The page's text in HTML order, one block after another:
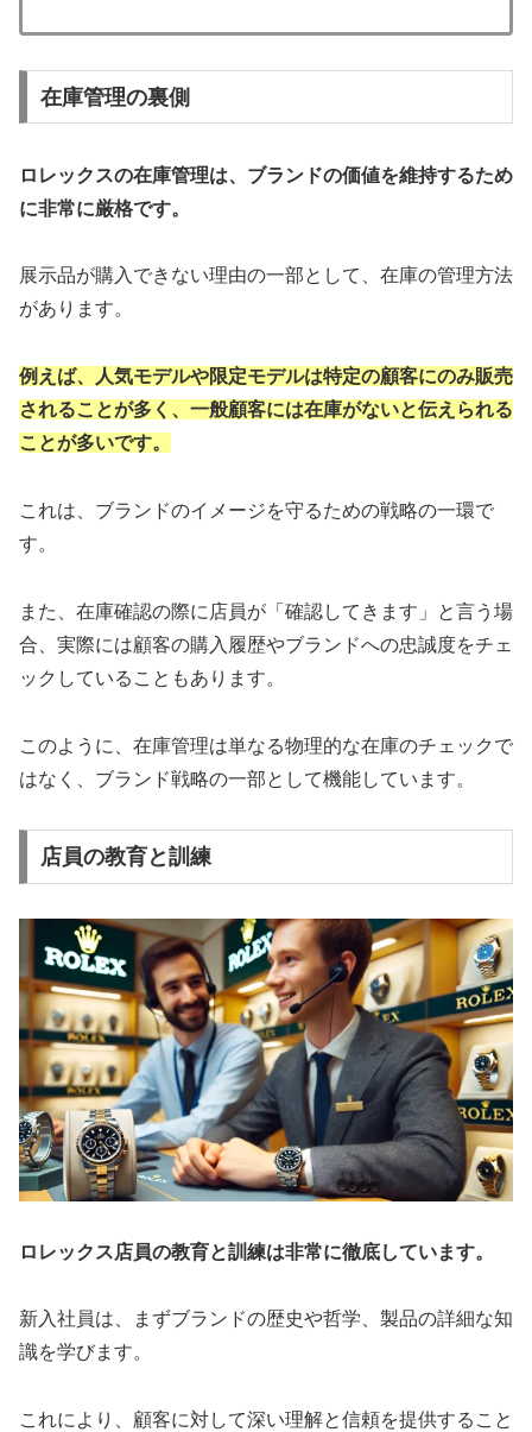
在庫管理の裏側
ロレックスの在庫管理は、ブランドの価値を維持するため
に非常に厳格です。
展示品が購入できない理由の一部として、在庫の管理方法
があります。
例えば、人気モデルや限定モデルは特定の顧客にのみ販売
されることが多く、一般顧客には在庫がないと伝えられる
ことが多いです。
これは、ブランドのイメージを守るための戦略の一環で
す。
また、在庫確認の際に店員が「確認してきます」と言う場
合、実際には顧客の購入履歴やブランドへの忠誠度をチェ
ックしていることもあります。
このように、在庫管理は単なる物理的な在庫のチェックで
はなく、ブランド戦略の一部として機能しています。
店員の教育と訓練
ロレックス店員の教育と訓練は非常に徹底しています。
新入社員は、まずブランドの歴史や哲学、製品の詳細な知
識を学びます。
これにより、顧客に対して深い理解と信頼を提供すること